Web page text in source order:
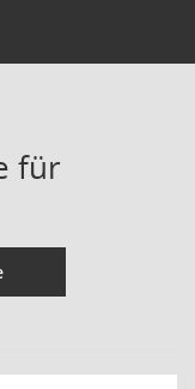
für